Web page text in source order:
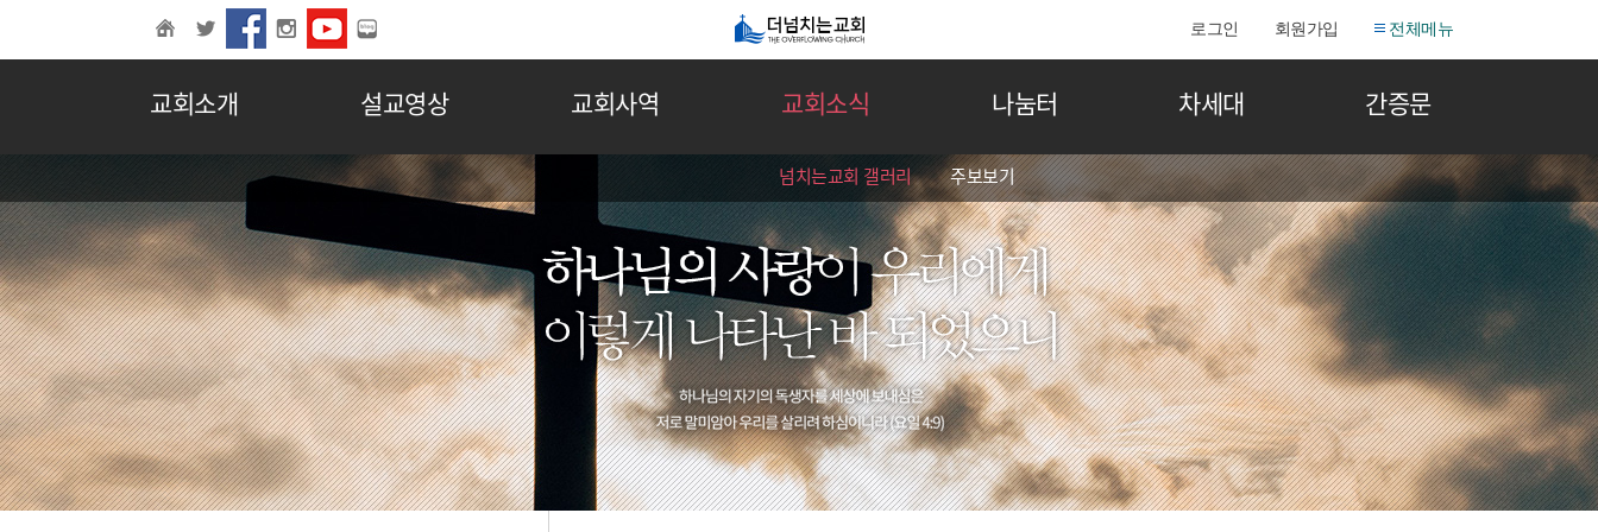
로그인 회원가입 전체메뉴
넘치는교회 갤러리 주보보기
교회소개 설교영상 교회사역 교회소식 나눔터 차세대 간증문